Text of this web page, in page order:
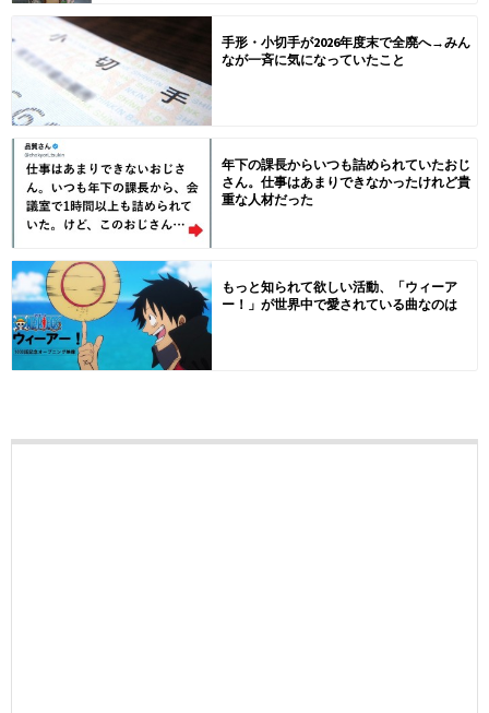
手形・小切手が2026年度末で全廃へ→みん
なが一斉に気になっていたこと
年下の課長からいつも詰められていたおじ
さん。仕事はあまりできなかったけれど貴
重な人材だった
もっと知られて欲しい活動、「ウィーア
ー！」が世界中で愛されている曲なのは